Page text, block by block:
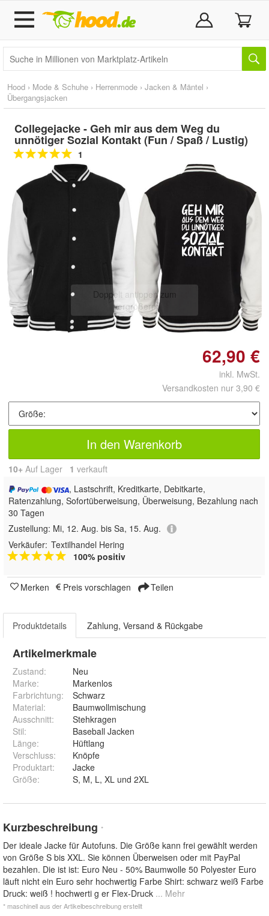
Hood › Mode & Schuhe › Herrenmode › Jacken & Mäntel ›
Übergangsjacken
Collegejacke - Geh mir aus dem Weg du
unnötiger Sozial Kontakt (Fun / Spaß / Lustig)
1
Doppelt antippen zum
vergrößern
62,90 €
inkl. MwSt.
Versandkosten nur 3,90 €
In den Warenkorb
10+ Auf Lager 1 verkauft
, Lastschrift, Kreditkarte, Debitkarte,
Ratenzahlung, Sofortüberweisung, Überweisung, Bezahlung nach
30 Tagen
Zustellung: Mi, 12. Aug. bis Sa, 15. Aug.
Verkäufer: Textilhandel Hering
100% positiv
Merken Preis vorschlagen Teilen
Produktdetails Zahlung, Versand & Rückgabe
Artikelmerkmale
Zustand:
Neu
Marke:
Markenlos
Farbrichtung:
Schwarz
Material:
Baumwollmischung
Ausschnitt:
Stehkragen
Stil:
Baseball Jacken
Länge:
Hüftlang
Verschluss:
Knöpfe
Produktart:
Jacke
Größe: S, M, L, XL und 2XL
Kurzbeschreibung *
Der ideale Jacke für Autofuns. Die Größe kann frei gewählt werden
von Größe S bis XXL. Sie können Überweisen oder mit PayPal
bezahlen. Die ist ist: Euro Neu - 50% Baumwolle 50 Polyester Euro
läuft nicht ein Euro sehr hochwertig Farbe Shirt: schwarz weiß Farbe
Druck: weiß ! hochwerti g er Flex-Druck ... Mehr
* maschinell aus der Artikelbeschreibung erstellt